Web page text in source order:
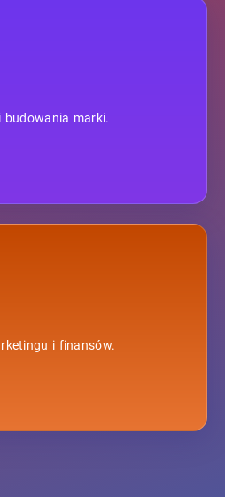
budowania marki.
i finansów.